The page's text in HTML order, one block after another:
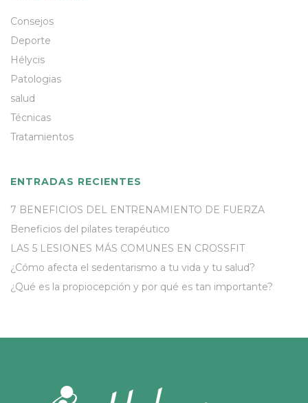
Consejos
Deporte
Hélycis
Patologias
salud
Técnicas
Tratamientos
ENTRADAS RECIENTES
7 BENEFICIOS DEL ENTRENAMIENTO DE FUERZA
Beneficios del pilates terapéutico
LAS 5 LESIONES MÁS COMUNES EN CROSSFIT
¿Cómo afecta el sedentarismo a tu vida y tu salud?
¿Qué es la propiocepción y por qué es tan importante?